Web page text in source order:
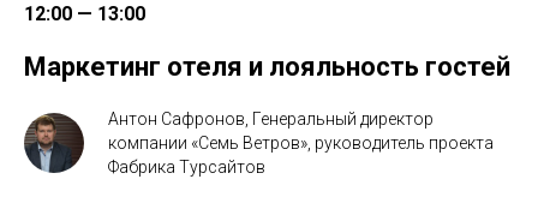
12:00 — 13:00
Маркетинг отеля и лояльность гостей
Антон Сафронов, Генеральный директор
компании «Семь Ветров», руководитель проекта
Фабрика Турсайтов